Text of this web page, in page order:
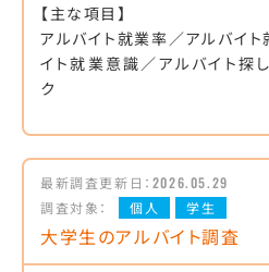
【主な項目】
アルバイト就業率／アルバイ
イト就業意識／アルバイト探
ク
最新調査更新日： 2026.05.29
調査対象：
個人 学生
大学生のアルバイト調査